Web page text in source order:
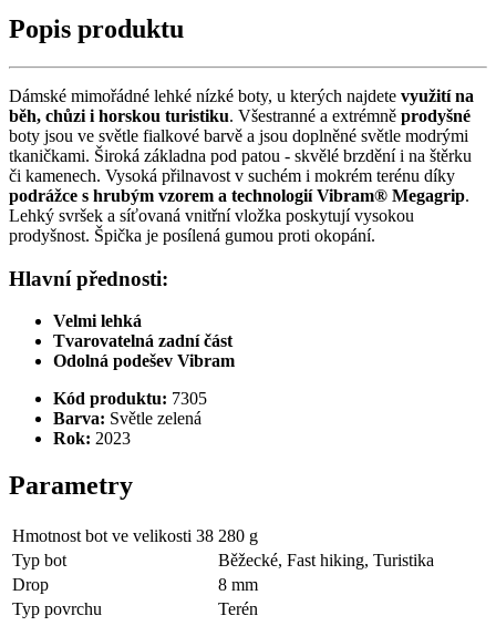
Popis produktu
Dámské mimořádné lehké nízké boty, u kterých najdete využití na
běh, chůzi i horskou turistiku. Všestranné a extrémně prodyšné
boty jsou ve světle fialkové barvě a jsou doplněné světle modrými
tkaničkami. Široká základna pod patou - skvělé brzdění i na štěrku
či kamenech. Vysoká přilnavost v suchém i mokrém terénu díky
podrážce s hrubým vzorem a technologií Vibram® Megagrip.
Lehký svršek a síťovaná vnitřní vložka poskytují vysokou
prodyšnost. Špička je posílená gumou proti okopání.
Hlavní přednosti:
Velmi lehká
Tvarovatelná zadní část
Odolná podešev Vibram
Kód produktu: 7305
Barva: Světle zelená
Rok: 2023
Parametry
Hmotnost bot ve velikosti 38 280 g
Typ bot
Běžecké, Fast hiking, Turistika
Drop
8 mm
Typ povrchu
Terén